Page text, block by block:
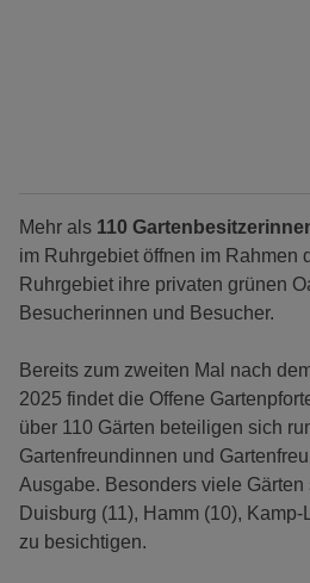
Mehr als 110
im Ruhrgebiet öffnen im Rahmen
Ruhrgebiet ihre privaten grünen
Besucherinnen und Besucher.
Bereits zum zweiten Mal nach
2025 findet die Offene
über 110 Gärten beteiligen sich
Gartenfreundinnen und
Ausgabe. Besonders viele Gärten
Duisburg (11), Hamm (10),
zu besichtigen.